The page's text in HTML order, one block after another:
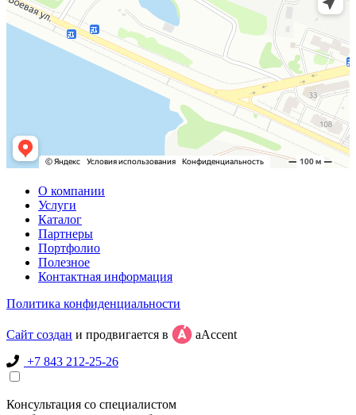
О компании
Услуги
Каталог
Партнеры
Портфолио
Полезное
Контактная информация
Политика конфиденциальности
Сайт создан и продвигается в
aAccent
+7 843 212-25-26
Консультация со специалистом